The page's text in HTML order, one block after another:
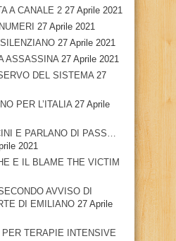
A CANALE 2 27 Aprile 2021
27 Aprile 2021
27 Aprile 2021
ASSASSINA 27 Aprile 2021
DEL SISTEMA 27
PER L’ITALIA 27 Aprile
E PARLANO DI PASS…
2021
E IL BLAME THE VICTIM
AVVISO DI
DI EMILIANO 27 Aprile
PER TERAPIE INTENSIVE